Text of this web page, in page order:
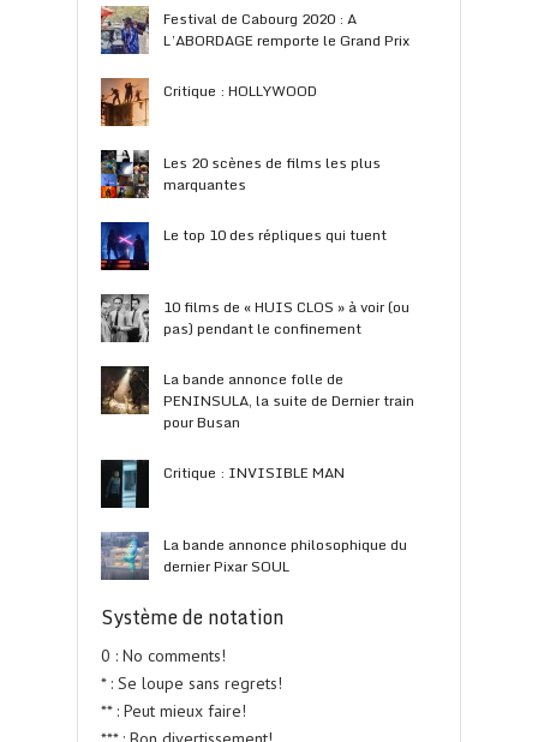
Festival de Cabourg 2020 : A
L’ABORDAGE remporte le Grand Prix
Critique : HOLLYWOOD
Les 20 scènes de films les plus
marquantes
Le top 10 des répliques qui tuent
10 films de « HUIS CLOS » à voir (ou
pas) pendant le confinement
La bande annonce folle de
PENINSULA, la suite de Dernier train
pour Busan
Critique : INVISIBLE MAN
La bande annonce philosophique du
dernier Pixar SOUL
Système de notation
0 : No comments!
* : Se loupe sans regrets!
** : Peut mieux faire!